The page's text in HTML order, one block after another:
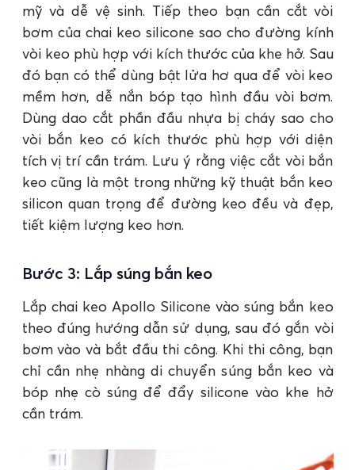
mỹ và dễ vệ sinh. Tiếp theo bạn cần cắt vòi
bơm của chai keo silicone sao cho đường kính
vòi keo phù hợp với kích thước của khe hở. Sau
đó bạn có thể dùng bật lửa hơ qua để vòi keo
mềm hơn, dễ nắn bóp tạo hình đầu vòi bơm.
Dùng dao cắt phần đầu nhựa bị cháy sao cho
vòi bắn keo có kích thước phù hợp với diện
tích vị trí cần trám. Lưu ý rằng việc cắt vòi bắn
keo cũng là một trong những kỹ thuật bắn keo
silicon quan trọng để đường keo đều và đẹp,
tiết kiệm lượng keo hơn.
Bước 3: Lắp súng bắn keo
Lắp chai keo Apollo Silicone vào súng bắn keo
theo đúng hướng dẫn sử dụng, sau đó gắn vòi
bơm vào và bắt đầu thi công. Khi thi công, bạn
chỉ cần nhẹ nhàng di chuyển súng bắn keo và
bóp nhẹ cò súng để đẩy silicone vào khe hở
cần trám.